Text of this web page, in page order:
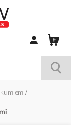
Pierakstīties/